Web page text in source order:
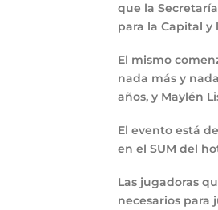
que la
para la Capital y
El mismo
nada más y
años, y Maylén
El evento está
en el SUM del
Las jugadoras
necesarios